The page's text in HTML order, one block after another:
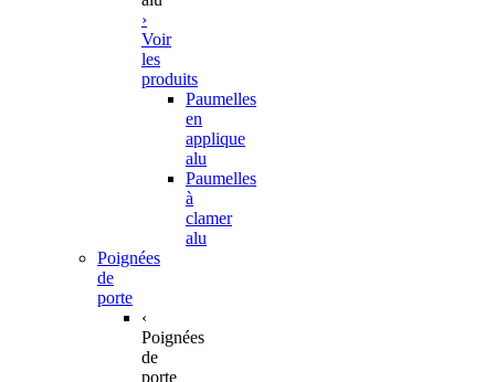
›
Voir
les
produits
Paumelles
en
applique
alu
Paumelles
à
clamer
alu
Poignées
de
porte
‹
Poignées
de
porte